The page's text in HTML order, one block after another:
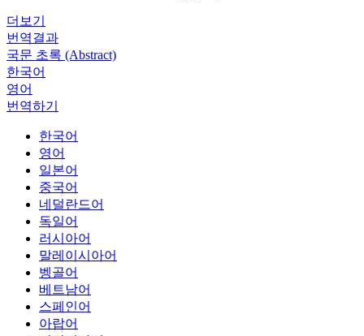
더보기
번역결과
국문 초록 (Abstract)
한국어
영어
번역하기
한국어
영어
일본어
중국어
네덜란드어
독일어
러시아어
말레이시아어
벵골어
베트남어
스페인어
아랍어